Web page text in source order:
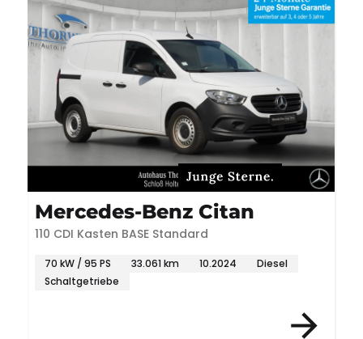
Mercedes-Benz Citan
110 CDI Kasten BASE Standard
70 kW / 95 PS 33.061 km 10.2024
Diesel
Schaltgetriebe